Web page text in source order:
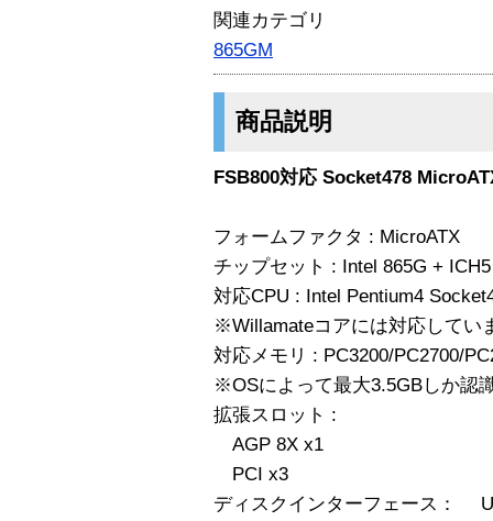
関連カテゴリ
865GM
商品説明
FSB800対応 Socket478
フォームファクタ : MicroATX
チップセット : Intel 865G + ICH5
対応CPU : Intel Pentium4
※Willamateコアには対応してい
対応メモリ : PC3200/PC2700/
※OSによって最大3.5GBしか認
拡張スロット :
AGP 8X x1
PCI x3
ディスクインターフェース：